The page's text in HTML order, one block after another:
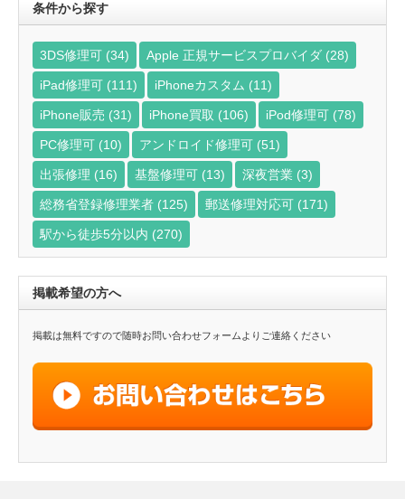
条件から探す
3DS修理可 (34) Apple 正規サービスプロバイダ (28)
iPad修理可 (111) iPhoneカスタム (11)
iPhone販売 (31) iPhone買取 (106) iPod修理可 (78)
PC修理可 (10) アンドロイド修理可 (51)
出張修理 (16) 基盤修理可 (13) 深夜営業 (3)
総務省登録修理業者 (125) 郵送修理対応可 (171)
駅から徒歩5分以内 (270)
掲載希望の方へ
掲載は無料ですので随時お問い合わせフォームよりご連絡ください